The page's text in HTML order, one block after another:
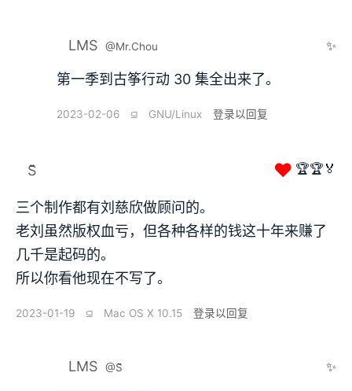
LMS @Mr.Chou ✨
第一季到古筝行动 30 集全出来了。
2023-02-06 ⫑ GNU/Linux 登录以回复
S̆̈ ❤ 🏆🏆🏅
三个制作都有刘慈欣做顾问的。
老刘虽然版权血亏，但各种各样的钱这十年来赚了
几千是起码的。
所以你看他现在不写了。
2023-01-19 ⫑ Mac OS X 10.15 登录以回复
LMS @S̆̈ ✨